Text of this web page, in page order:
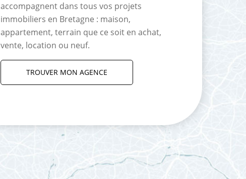
accompagnent dans tous vos projets
immobiliers en Bretagne : maison,
appartement, terrain que ce soit en achat,
vente, location ou neuf.
TROUVER MON AGENCE